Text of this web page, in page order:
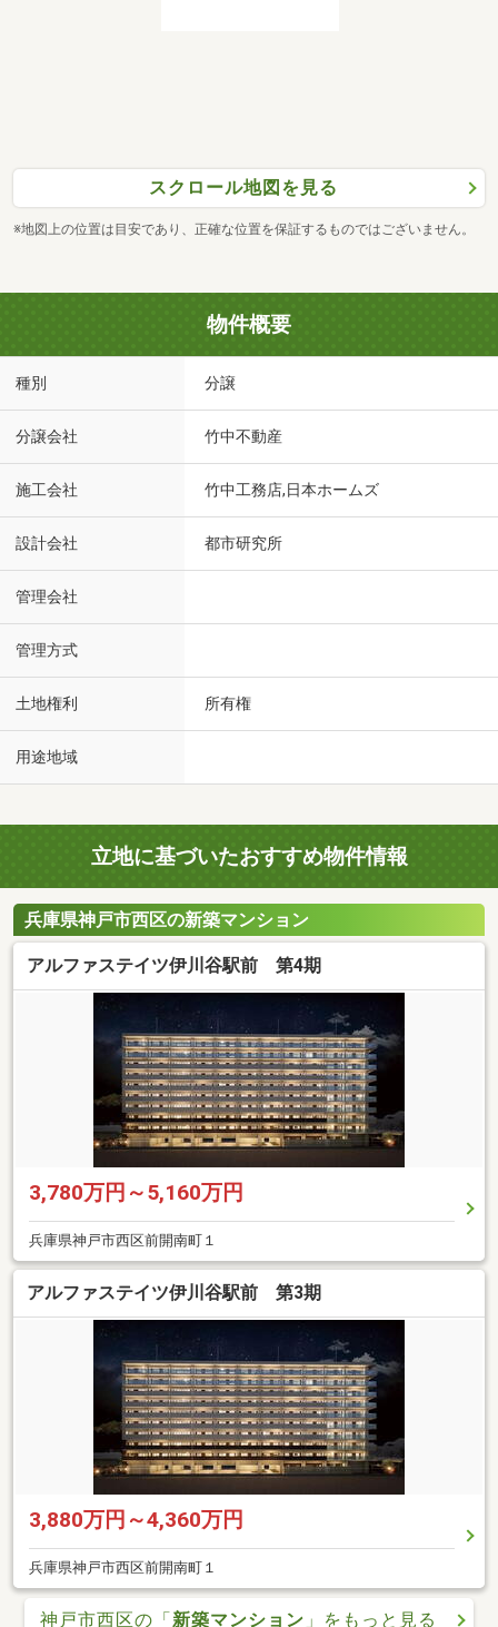
スクロール地図を見る
※地図上の位置は目安であり、正確な位置を保証するものではございません。
物件概要
種別 分譲
分譲会社 竹中不動産
施工会社 竹中工務店,日本ホームズ
設計会社 都市研究所
管理会社
管理方式
土地権利 所有権
用途地域
立地に基づいたおすすめ物件情報
兵庫県神戸市西区の新築マンション
アルファステイツ伊川谷駅前 第4期
3,780万円～5,160万円
兵庫県神戸市西区前開南町１
アルファステイツ伊川谷駅前 第3期
3,880万円～4,360万円
兵庫県神戸市西区前開南町１
神戸市西区の「新築マンション 」をもっと見る